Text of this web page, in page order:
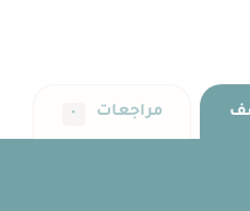
مراجعات ٠